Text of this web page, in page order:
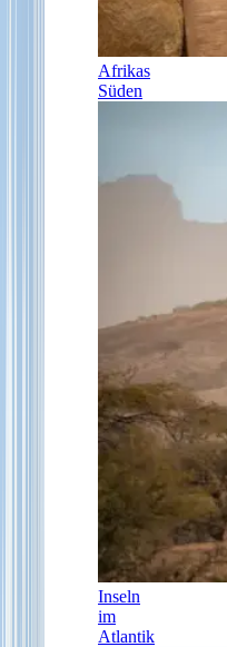
Afrikas
Süden
Inseln
im
Atlantik